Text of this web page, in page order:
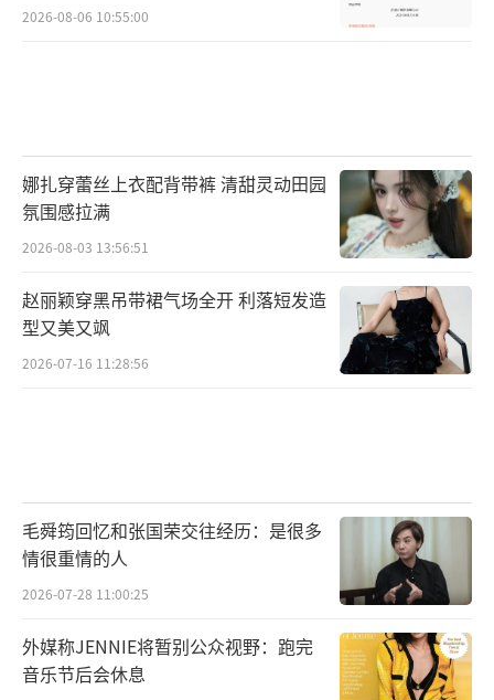
2026-08-06 10:55:00
娜扎穿蕾丝上衣配背带裤 清甜灵动田园
氛围感拉满
2026-08-03 13:56:51
赵丽颖穿黑吊带裙气场全开 利落短发造
型又美又飒
2026-07-16 11:28:56
毛舜筠回忆和张国荣交往经历：是很多
情很重情的人
2026-07-28 11:00:25
外媒称JENNIE将暂别公众视野：跑完
音乐节后会休息